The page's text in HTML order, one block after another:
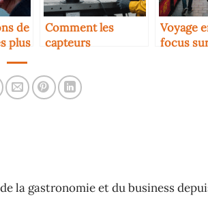
de
plus
Comment les
capteurs
réduisent les coûts
Voyage
focus
la gastronomie et du business